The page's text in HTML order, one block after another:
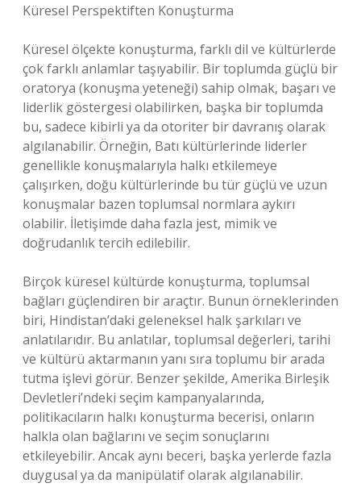
Küresel Perspektiften Konuşturma
Küresel ölçekte konuşturma, farklı dil ve kültürlerde
çok farklı anlamlar taşıyabilir. Bir toplumda güçlü bir
oratorya (konuşma yeteneği) sahip olmak, başarı ve
liderlik göstergesi olabilirken, başka bir toplumda
bu, sadece kibirli ya da otoriter bir davranış olarak
algılanabilir. Örneğin, Batı kültürlerinde liderler
genellikle konuşmalarıyla halkı etkilemeye
çalışırken, doğu kültürlerinde bu tür güçlü ve uzun
konuşmalar bazen toplumsal normlara aykırı
olabilir. İletişimde daha fazla jest, mimik ve
doğrudanlık tercih edilebilir.
Birçok küresel kültürde konuşturma, toplumsal
bağları güçlendiren bir araçtır. Bunun örneklerinden
biri, Hindistan’daki geleneksel halk şarkıları ve
anlatılarıdır. Bu anlatılar, toplumsal değerleri, tarihi
ve kültürü aktarmanın yanı sıra toplumu bir arada
tutma işlevi görür. Benzer şekilde, Amerika Birleşik
Devletleri’ndeki seçim kampanyalarında,
politikacıların halkı konuşturma becerisi, onların
halkla olan bağlarını ve seçim sonuçlarını
etkileyebilir. Ancak aynı beceri, başka yerlerde fazla
duygusal ya da manipülatif olarak algılanabilir.